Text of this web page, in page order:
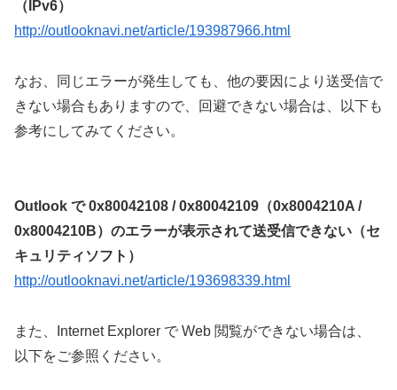
（IPv6）
http://outlooknavi.net/article/193987966.html
なお、同じエラーが発生しても、他の要因により送受信で
きない場合もありますので、回避できない場合は、以下も
参考にしてみてください。
Outlook で 0x80042108 / 0x80042109（0x8004210A /
0x8004210B）のエラーが表示されて送受信できない（セ
キュリティソフト）
http://outlooknavi.net/article/193698339.html
また、Internet Explorer で Web 閲覧ができない場合は、
以下をご参照ください。